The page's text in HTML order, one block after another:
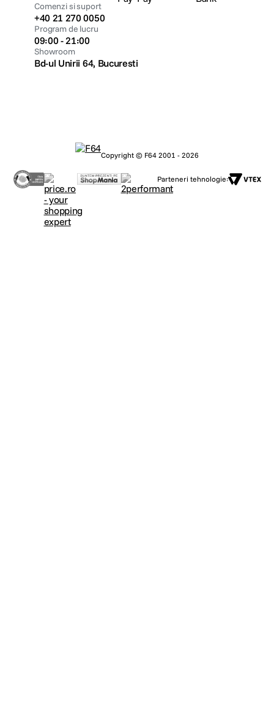
Comenzi si suport
+40 21 270 0050
Program de lucru
09:00 - 21:00
Showroom
Bd-ul Unirii 64, Bucuresti
Copyright © F64 2001 - 2026
Parteneri tehnologie: